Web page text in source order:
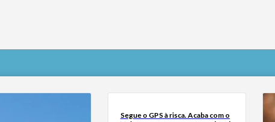
Segue o GPS à risca. Acaba com o